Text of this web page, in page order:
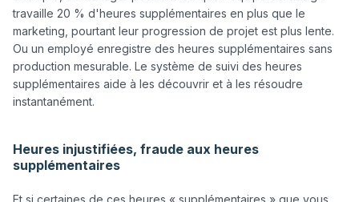
travaille 20 % d'heures supplémentaires en plus que le
marketing, pourtant leur progression de projet est plus lente.
Ou un employé enregistre des heures supplémentaires sans
production mesurable. Le système de suivi des heures
supplémentaires aide à les découvrir et à les résoudre
instantanément.
Heures injustifiées, fraude aux heures
supplémentaires